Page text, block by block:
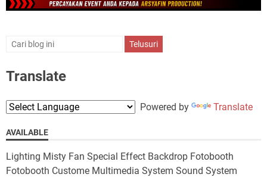
Translate
Powered by Translate
AVAILABLE
Lighting Misty Fan Special Effect Backdrop Fotobooth
Fotobooth Custome Multimedia System Sound System